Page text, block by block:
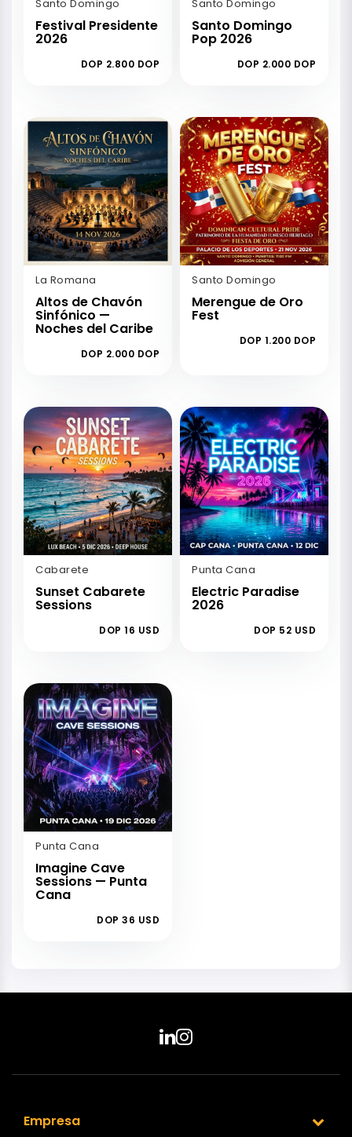
Santo Domingo
Festival Presidente
2026
DOP 2.800 DOP
Santo Domingo
Santo Domingo
Pop 2026
DOP 2.000 DOP
La Romana
Altos de Chavón
Sinfónico —
Noches del Caribe
DOP 2.000 DOP
Santo Domingo
Merengue de Oro
Fest
DOP 1.200 DOP
Cabarete
Sunset Cabarete
Sessions
DOP 16 USD
Punta Cana
Electric Paradise
2026
DOP 52 USD
Punta Cana
Imagine Cave
Sessions — Punta
Cana
DOP 36 USD
Empresa